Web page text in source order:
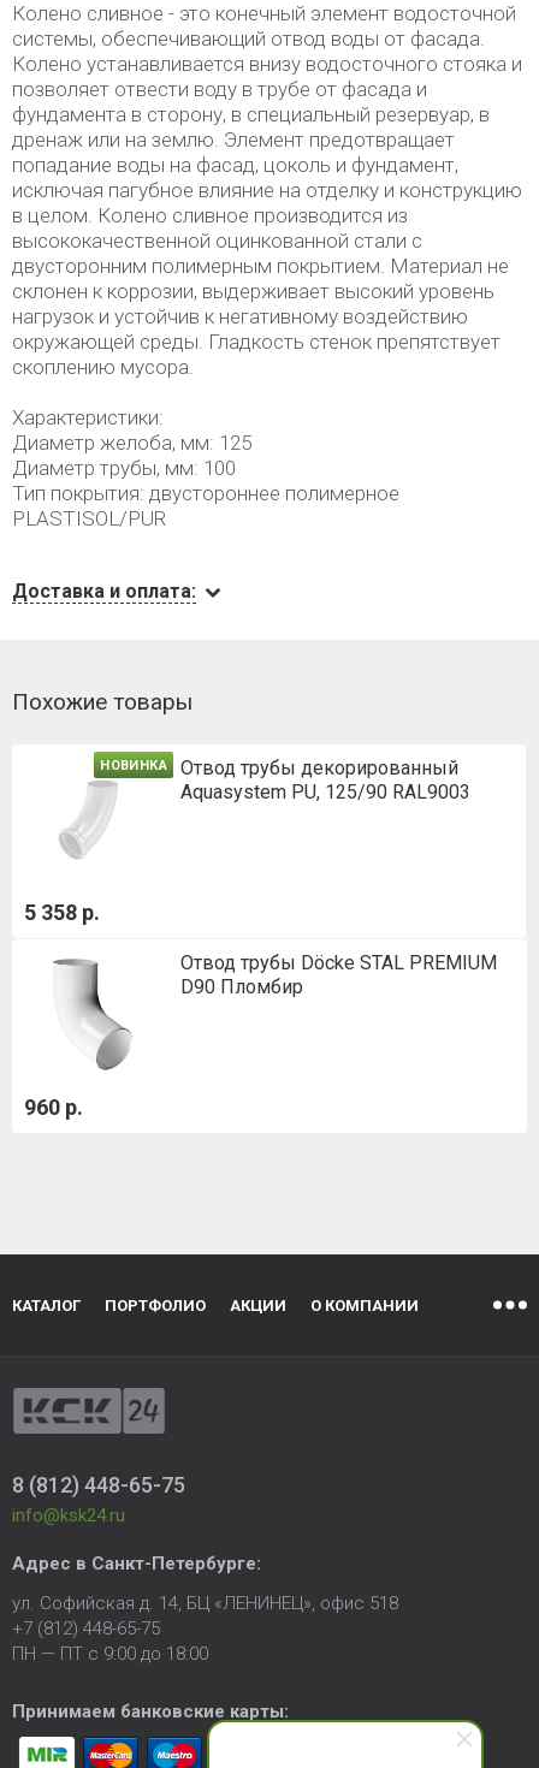
Колено сливное - это конечный элемент водосточной
системы, обеспечивающий отвод воды от фасада.
Колено устанавливается внизу водосточного стояка и
позволяет отвести воду в трубе от фасада и
фундамента в сторону, в специальный резервуар, в
дренаж или на землю. Элемент предотвращает
попадание воды на фасад, цоколь и фундамент,
исключая пагубное влияние на отделку и конструкцию
в целом. Колено сливное производится из
высококачественной оцинкованной стали с
двусторонним полимерным покрытием. Материал не
склонен к коррозии, выдерживает высокий уровень
нагрузок и устойчив к негативному воздействию
окружающей среды. Гладкость стенок препятствует
скоплению мусора.
Характеристики:
Диаметр желоба, мм: 125
Диаметр трубы, мм: 100
Тип покрытия: двустороннее полимерное
PLASTISOL/PUR
Доставка и оплата:
Похожие товары
НОВИНКА
Отвод трубы декорированный
Aquasystem PU, 125/90 RAL9003
5 358 р.
Отвод трубы Döcke STAL PREMIUM
D90 Пломбир
960 р.
КАТАЛОГ ПОРТФОЛИО АКЦИИ О КОМПАНИИ
8 (812) 448-65-75
info@ksk24.ru
Адрес в Санкт-Петербурге:
ул. Софийская д. 14, БЦ «ЛЕНИНЕЦ», офис 518
+7 (812) 448-65-75
ПН — ПТ с 9:00 до 18:00
Принимаем банковские карты: